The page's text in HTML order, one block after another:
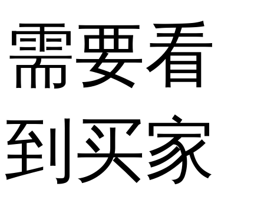
需要看
到买家